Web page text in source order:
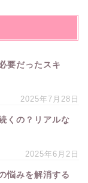
要だったスキ
2025年7月28日
くの？リアルな
2025年6月2日
悩みを解消する